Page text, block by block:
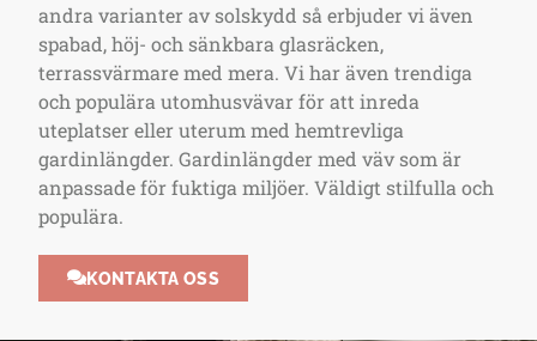
andra varianter av solskydd så erbjuder vi även
spabad, höj- och sänkbara glasräcken,
terrassvärmare med mera. Vi har även trendiga
och populära utomhusvävar för att inreda
uteplatser eller uterum med hemtrevliga
gardinlängder. Gardinlängder med väv som är
anpassade för fuktiga miljöer. Väldigt stilfulla och
populära.
KONTAKTA OSS